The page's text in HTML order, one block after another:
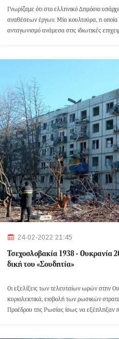
Γνωρίζαμε ότι στο ελληνικό Δημόσιο
αναθέσεων έργων. Μία κουλτούρα, η οποία
ανταγωνισμό ανάμεσα στις ιδιωτικές
24-02-2022 21:45
Τσεχοσλοβακία 1938 - Ουκρανία
δική του «Σουδητία»
Οι εξελίξεις των τελευταίων ωρών στην
κυριολεκτικά, εισβολή των ρωσικών
Προέδρου της Ρωσίας ίσως να εξέπληξαν